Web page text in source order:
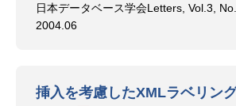
日本データベース学会Letters, Vol.3,
2004.06
挿入を考慮したXMLラベリン